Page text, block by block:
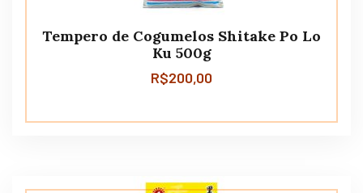
Tempero de Cogumelos Shitake Po Lo
Ku 500g
R$200,00